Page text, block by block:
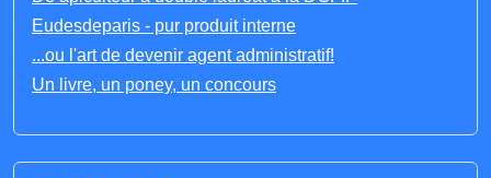
Eudesdeparis - pur produit interne
...ou l'art de devenir agent administratif!
Un livre, un poney, un concours